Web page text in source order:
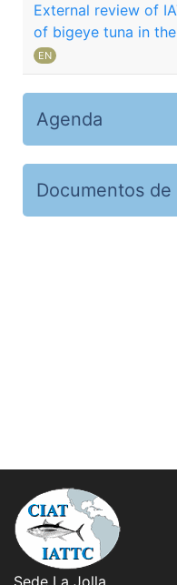
External review of
of bigeye tuna in
EN
Agenda
Documentos de
Sede La Jolla